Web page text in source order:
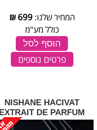
המחיר שלנו:699
₪
כולל מע"מ
הוסף לסל
פרטים נוספים
NISHANE HACIVAT
EXTRAIT DE PARFUM